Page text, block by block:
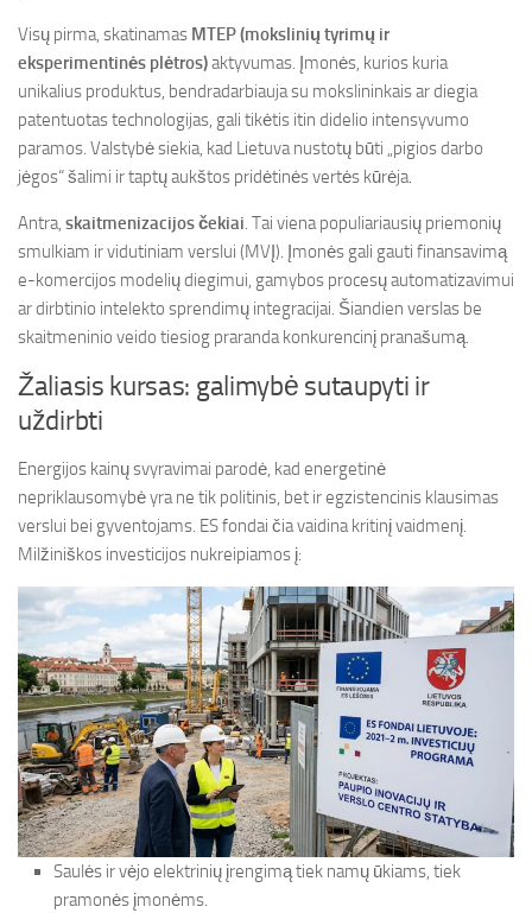
Visų pirma, skatinamas MTEP (mokslinių tyrimų ir
eksperimentinės plėtros)aktyvumas. Įmonės, kurios kuria
unikalius produktus, bendradarbiauja su mokslininkais ar diegia
patentuotas technologijas, gali tikėtis itin didelio intensyvumo
paramos. Valstybė siekia, kad Lietuva nustotų būti „pigios darbo
jėgos“ šalimi ir taptų aukštos pridėtinės vertės kūrėja.
Antra, skaitmenizacijos čekiai. Tai viena populiariausių priemonių
smulkiam ir vidutiniam verslui (MVĮ). Įmonės gali gauti finansavimą
e-komercijos modelių diegimui, gamybos procesų automatizavimui
ar dirbtinio intelekto sprendimų integracijai. Šiandien verslas be
skaitmeninio veido tiesiog praranda konkurencinį pranašumą.
Žaliasis kursas: galimybė sutaupyti ir
uždirbti
Energijos kainų svyravimai parodė, kad energetinė
nepriklausomybė yra ne tik politinis, bet ir egzistencinis klausimas
verslui bei gyventojams. ES fondai čia vaidina kritinį vaidmenį.
Milžiniškos investicijos nukreipiamos į:
Saulės ir vėjo elektrinių įrengimą tiek namų ūkiams, tiek
pramonės įmonėms.